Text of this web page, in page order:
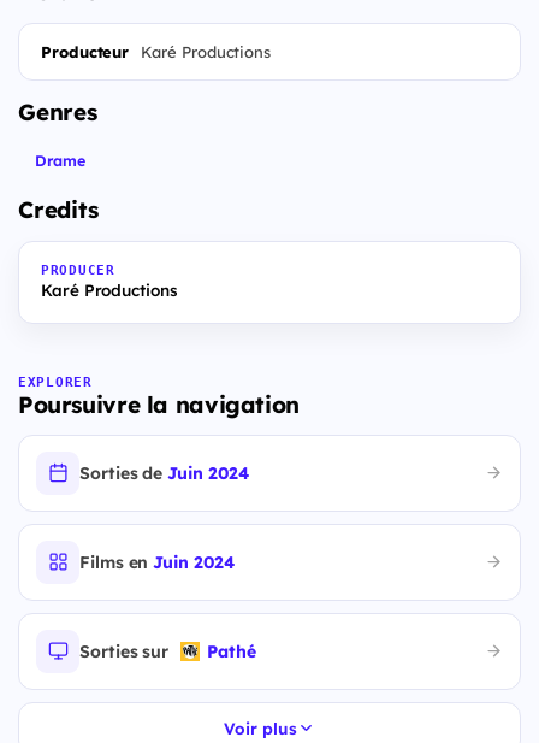
Producteur Karé Productions
Genres
Drame
Credits
PRODUCER
Karé Productions
EXPLORER
Poursuivre la navigation
Sorties deJuin 2024
Films enJuin 2024
Sorties sur Pathé
Voir plus